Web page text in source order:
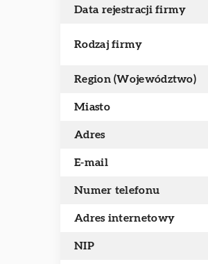
Data rejestracji firmy
Rodzaj firmy
Region (Województwo)
Miasto
Adres
E-mail
Numer telefonu
Adres internetowy
NIP